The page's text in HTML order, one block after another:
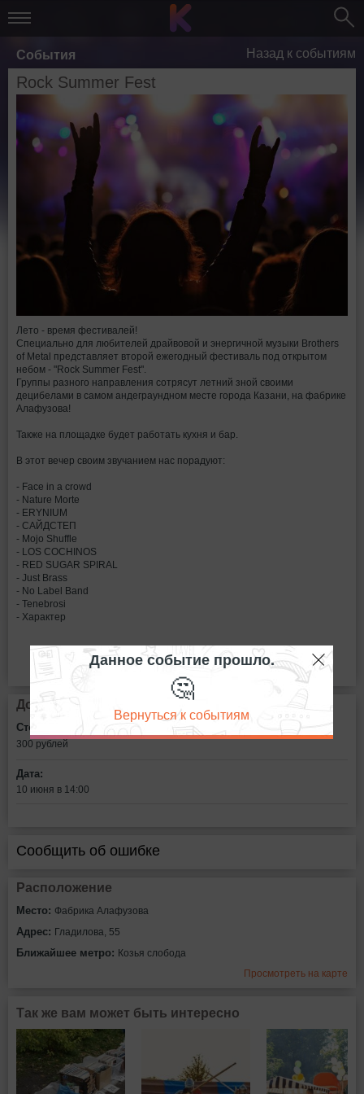
События Назад к событиям
Rock Summer Fest
Лето - время фестивалей!
Специально для любителей драйвовой и энергичной музыки Brothers
of Metal представляет второй ежегодный фестиваль под открытом
небом - "Rock Summer Fest".
Группы разного направления сотрясут летний зной своими
децибелами в самом андеграундном месте города Казани, на фабрике
Алафузова!
Также на площадке будет работать кухня и бар.
В этот вечер своим звучанием нас порадуют:
- Face in a crowd
- Nature Morte
- ERYNIUM
- САЙДСТЕП
- Mojo Shuffle
- LOS COCHINOS
- RED SUGAR SPIRAL
- Just Brass
- No Label Band
- Tenebrosi
- Характер
Дополнительная информация
Стоимость билетов:
300 рублей
Дата:
10 июня в 14:00
Сообщить об ошибке
Расположение
Место: Фабрика Алафузова
Адрес: Гладилова, 55
Ближайшее метро: Козья слобода
Просмотреть на карте
Так же вам может быть интересно
Данное событие прошло.
🤔
Вернуться к событиям